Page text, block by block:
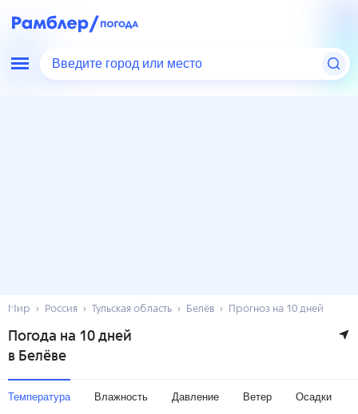
Введите город или место
Мир Россия Тульская область Белёв Прогноз на 10 дней
Погода на 10 дней
в Белёве
Температура Влажность Давление Ветер Осадки